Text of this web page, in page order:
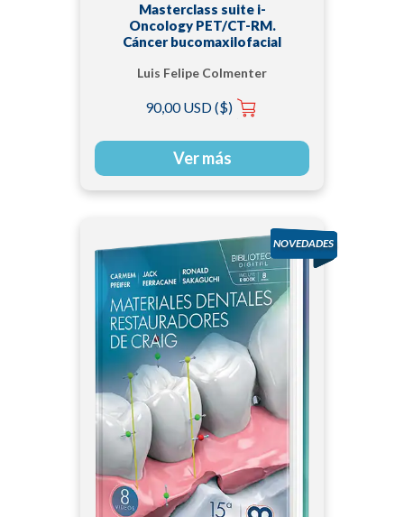
Masterclass suite i-
Oncology PET/CT-RM.
Cáncer bucomaxilofacial
Luis Felipe Colmenter
90,00 USD ($)
Ver más